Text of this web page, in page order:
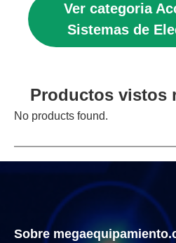
Ver categoria
Sistemas de
Productos vistos
No products found.
Sobre